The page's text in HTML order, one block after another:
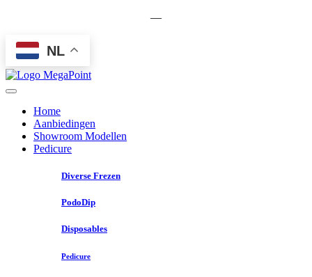
—
NL
Home
Aanbiedingen
Showroom Modellen
Pedicure
Diverse Frezen
PodoDip
Disposables
Pedicure